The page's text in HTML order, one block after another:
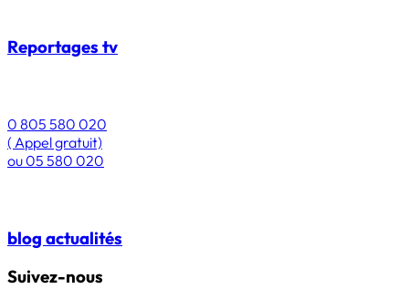
Reportages tv
0 805 580 020
( Appel gratuit)
ou05 580 020
blog actualités
Suivez-nous